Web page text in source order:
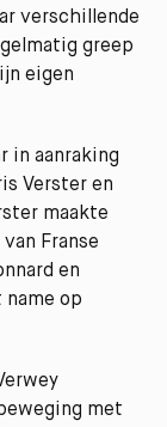
verschillende
greep
eigen
in aanraking
Verster en
maakte
Franse
en
name op
met